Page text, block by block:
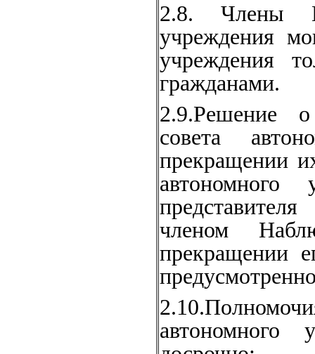
2.8. Члены
учреждения
учреждения
гражданами.
2.9.Решение о
совета
прекращении
членом
прекращении
автономного